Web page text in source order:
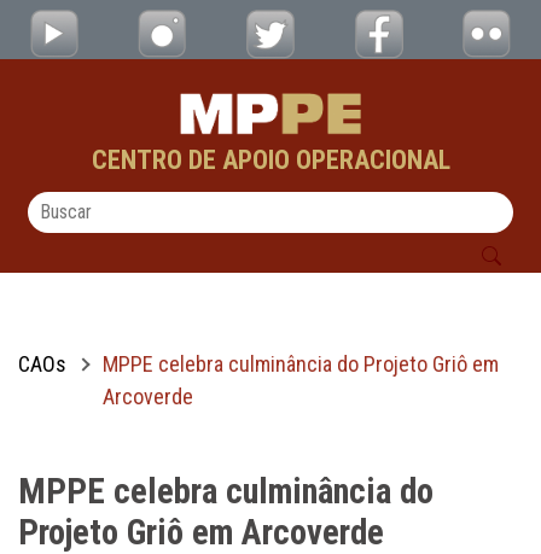
Pular para o Conteúdo principal
MPPE celebra culminância do Projeto Griô
CENTRO DE APOIO OPERACIONAL
CAOs
MPPE celebra culminância do Projeto Griô em
Arcoverde
MPPE celebra culminância do
Projeto Griô em Arcoverde